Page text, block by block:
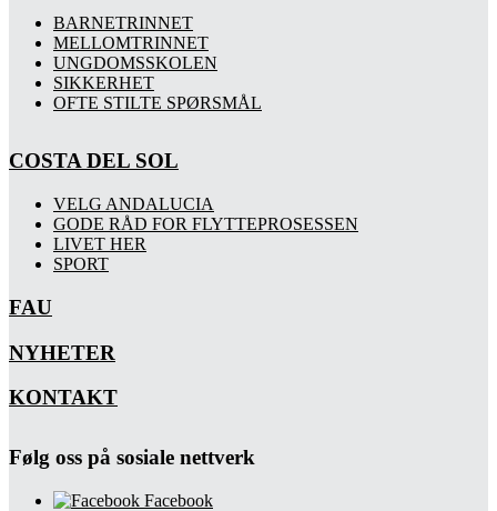
BARNETRINNET
MELLOMTRINNET
UNGDOMSSKOLEN
SIKKERHET
OFTE STILTE SPØRSMÅL
COSTA DEL SOL
VELG ANDALUCIA
GODE RÅD FOR FLYTTEPROSESSEN
LIVET HER
SPORT
FAU
NYHETER
KONTAKT
Følg oss på sosiale nettverk
Facebook